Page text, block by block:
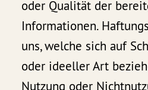
oder Qualität der
Informationen.
uns, welche sich auf
oder ideeller Art
Nutzung oder